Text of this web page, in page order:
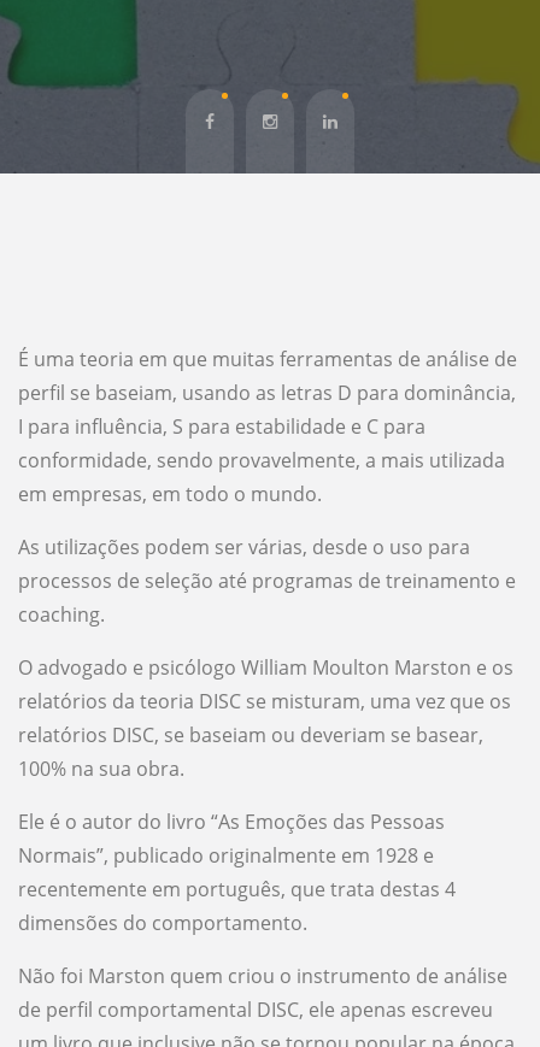
É uma teoria em que muitas ferramentas de análise de
perfil se baseiam, usando as letras D para dominância,
I para influência, S para estabilidade e C para
conformidade, sendo provavelmente, a mais utilizada
em empresas, em todo o mundo.
As utilizações podem ser várias, desde o uso para
processos de seleção até programas de treinamento e
coaching.
O advogado e psicólogo William Moulton Marston e os
relatórios da teoria DISC se misturam, uma vez que os
relatórios DISC, se baseiam ou deveriam se basear,
100% na sua obra.
Ele é o autor do livro “As Emoções das Pessoas
Normais”, publicado originalmente em 1928 e
recentemente em português, que trata destas 4
dimensões do comportamento.
Não foi Marston quem criou o instrumento de análise
de perfil comportamental DISC, ele apenas escreveu